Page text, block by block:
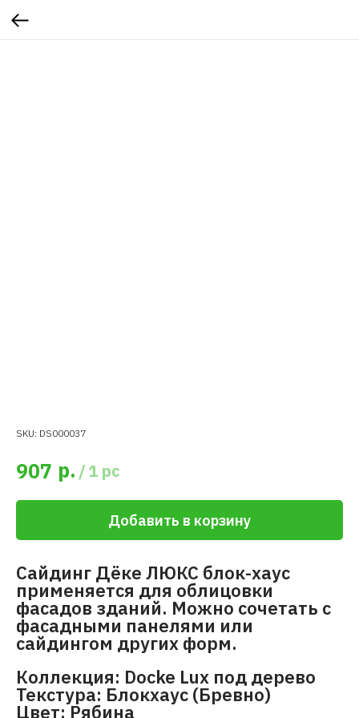
SKU: DS000037
907 р. /1 pc
Добавить в корзину
Сайдинг Дёке ЛЮКС блок-хаус
применяется для облицовки
фасадов зданий. Можно сочетать с
фасадными панелями или
сайдингом других форм.
Коллекция: Docke Lux под дерево
Текстура: Блокхаус (Бревно)
Цвет: Рябина